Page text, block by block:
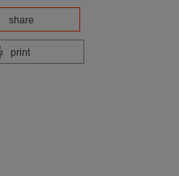
share
print